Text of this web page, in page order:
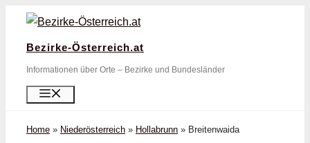
Zum
springen
Bezirke-Österreich.at
Informationen über Orte – Bezirke und Bundesländer
Home » Niederösterreich » Hollabrunn » Breitenwaida